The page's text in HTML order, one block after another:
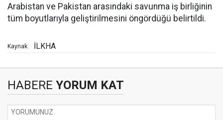
Arabistan ve Pakistan arasındaki savunma iş birliğinin
tüm boyutlarıyla geliştirilmesini öngördüğü belirtildi.
Kaynak: İLKHA
HABERE YORUM KAT